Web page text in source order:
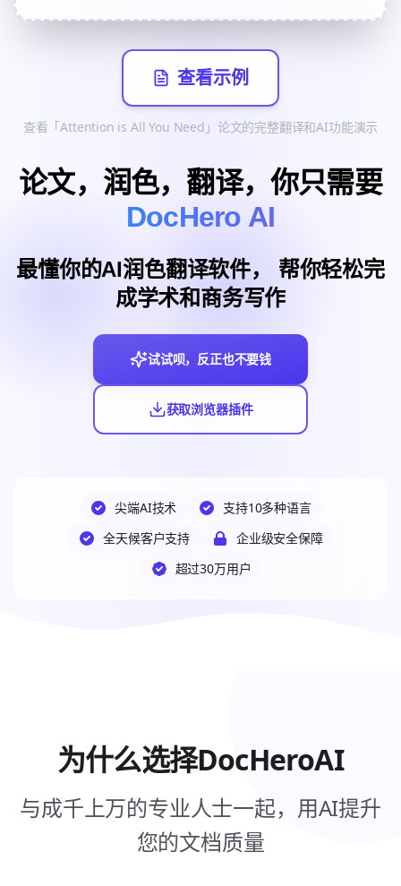
查看示例
查看「Attention is All You Need」论文的完整翻译和AI功能演示
论文，润色，翻译，你只需要
DocHero AI
最懂你的AI润色翻译软件， 帮你轻松完
成学术和商务写作
试试呗，反正也不要钱
获取浏览器插件
尖端AI技术
支持10多种语言
全天候客户支持
企业级安全保障
超过30万用户
为什么选择DocHeroAI
与成千上万的专业人士一起，用AI提升
您的文档质量